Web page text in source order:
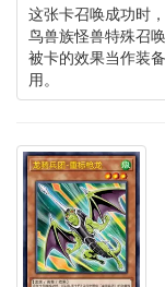
这张卡召唤成功时
鸟兽族怪兽特殊召
被卡的效果当作装
用。